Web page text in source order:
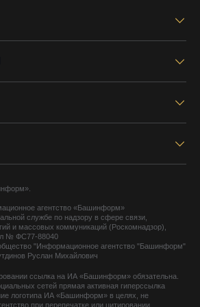
агентство «Башинформ»
службе по надзору в сфере связи,
и массовых коммуникаций (Роскомнадзор),
№ ФС77-88040
"Информационное агентство "Башинформ"
Руслан Михайлович
ссылка на ИА «Башинформ» обязательна.
сетей прямая активная гиперссылка
логотипа ИА «Башинформ» в целях, не
при перепечатке или цитировании,